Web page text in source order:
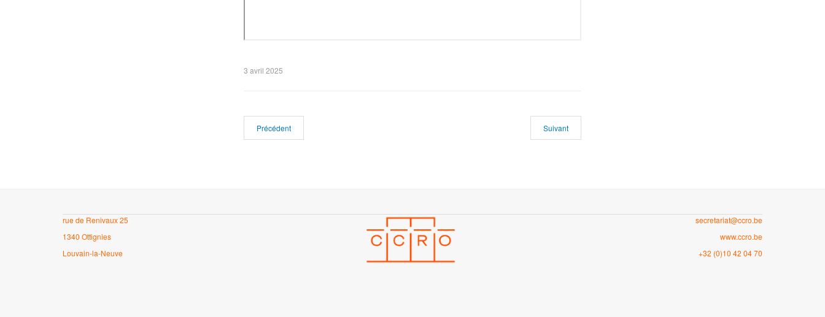
3 avril 2025
Précédent Suivant
rue de Renivaux 25
1340 Ottignies
Louvain-la-Neuve
secretariat@ccro.be
www.ccro.be
+32 (0)10 42 04 70